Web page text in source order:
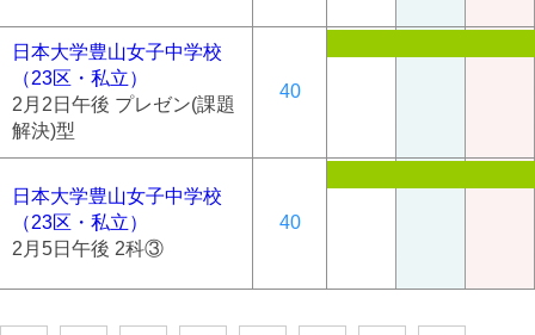
日本大学豊山女子中学校
（23区・私立）
2月2日午後 プレゼン(課題
解決)型
40
日本大学豊山女子中学校
（23区・私立）
2月5日午後 2科③
40